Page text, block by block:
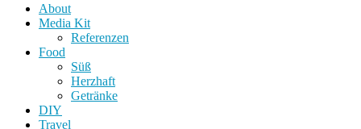
About
Media Kit
Referenzen
Food
Süß
Herzhaft
Getränke
DIY
Travel